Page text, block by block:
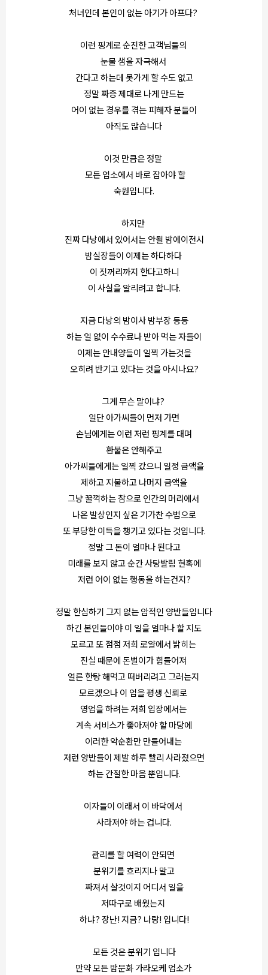
처녀인데 본인이 없는 아기가 아프다?
이런 핑계로 순진한 고객님들의
눈물 샘을 자극해서
간다고 하는데 못가게 할 수도 없고
정말 짜증 제대로 나게 만드는
어이 없는 경우를 겪는 피해자 분들이
아직도 많습니다
이것 만큼은 정말
모든 업소에서 바로 잡아야 할
숙원입니다.
하지만
진짜 다낭에서 있어서는 안될 밤에이전시
밤실장들이 이제는 하다하다
이 짓꺼리까지 한다고하니
이 사실을 알리려고 합니다.
지금 다낭의 밤이사 밤부장 등등
하는 일 없이 수수료나 받아 먹는 자들이
이제는 안내양들이 일찍 가는것을
오히려 반기고 있다는 것을 아시나요?
그게 무슨 말이냐?
일단 아가씨들이 먼저 가면
손님에게는 이런 저런 핑계를 대며
환불은 안해주고
아가씨들에게는 일찍 갔으니 일정 금액을
제하고 지불하고 나머지 금액을
그냥 꿀꺽하는 참으로 인간의 머리에서
나온 발상인지 싶은 기가찬 수법으로
또 부당한 이득을 챙기고 있다는 것입니다.
정말 그 돈이 얼마나 된다고
미래를 보지 않고 순간 사탕발림 현혹에
저런 어이 없는 행동을 하는건지?
정말 한심하기 그지 없는 암적인 양반들입니다
하긴 본인들이야 이 일을 얼마나 할 지도
모르고 또 점점 저희 로얄에서 밝히는
진실 때문에 돈벌이가 힘들어져
얼른 한탕 해먹고 떠버리려고 그러는지
모르겠으나 이 업을 평생 신뢰로
영업을 하려는 저희 입장에서는
계속 서비스가 좋아져야 할 마당에
이러한 악순환만 만들어내는
저런 양반들이 제발 하루 빨리 사라졌으면
하는 간절한 마음 뿐입니다.
이자들이 이래서 이 바닥에서
사라져야 하는 겁니다.
관리를 할 여력이 안되면
분위기를 흐리지나 말고
짜져서 살것이지 어디서 일을
저따구로 배웠는지
하냐? 장난! 지금? 나랑! 입니다!
모든 것은 분위기 입니다
만약 모든 밤문화 가라오케 업소가